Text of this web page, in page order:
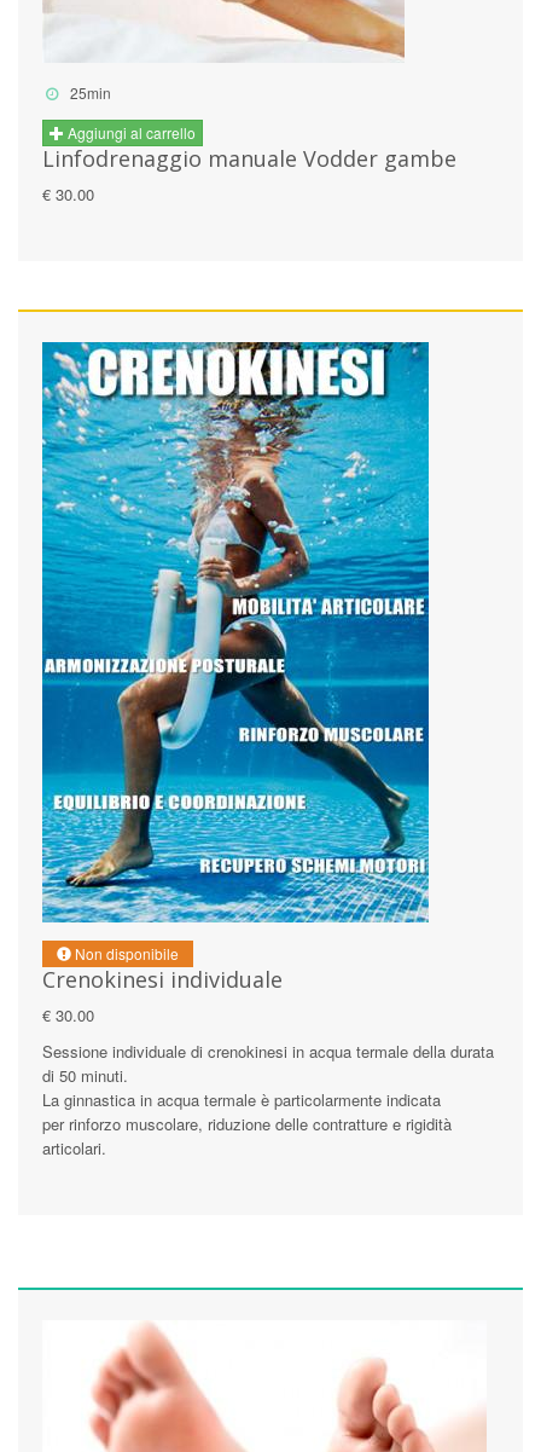
25min
Aggiungi al carrello
Linfodrenaggio manuale Vodder gambe
€ 30.00
Non disponibile
Crenokinesi individuale
€ 30.00
Sessione individuale di crenokinesi in acqua termale della durata
di 50 minuti.
La ginnastica in acqua termale è particolarmente indicata
per rinforzo muscolare, riduzione delle contratture e rigidità
articolari.